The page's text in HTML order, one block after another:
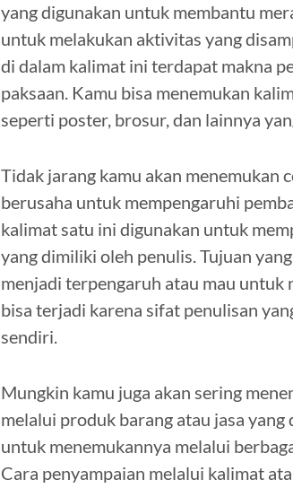
yang digunakan untuk membantu
untuk melakukan aktivitas yang
di dalam kalimat ini terdapat makna
paksaan. Kamu bisa menemukan
seperti poster, brosur, dan lainnya
Tidak jarang kamu akan menemukan
berusaha untuk mempengaruhi
kalimat satu ini digunakan untuk
yang dimiliki oleh penulis. Tujuan
menjadi terpengaruh atau mau untuk
bisa terjadi karena sifat penulisan
sendiri.
Mungkin kamu juga akan sering
melalui produk barang atau jasa
untuk menemukannya melalui
Cara penyampaian melalui kalimat